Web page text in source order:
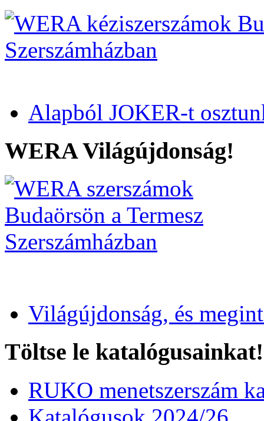
Alapból JOKER-t
WERA Világújdonság!
Világújdonság, és
Töltse le katalógusainkat!
RUKO menetszerszám